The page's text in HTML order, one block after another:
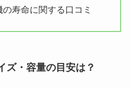
の寿命に関する口コミ
ズ・容量の目安は？